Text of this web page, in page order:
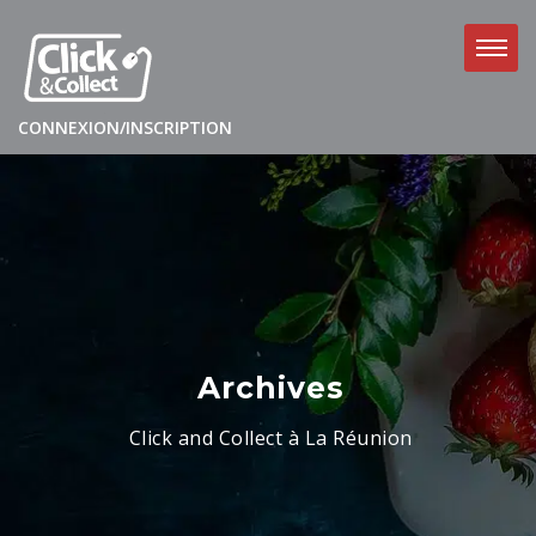
CONNEXION/INSCRIPTION
Archives
Click and Collect à La Réunion